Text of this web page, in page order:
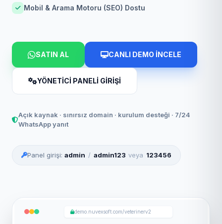
Mobil & Arama Motoru (SEO) Dostu
SATIN AL CANLI DEMO İNCELE
YÖNETİCİ PANELİ GİRİŞİ
Açık kaynak · sınırsız domain · kurulum desteği · 7/24
WhatsApp yanıt
Panel girişi:admin / admin123 veya 123456
demo.nuvexsoft.com/veterinerv2